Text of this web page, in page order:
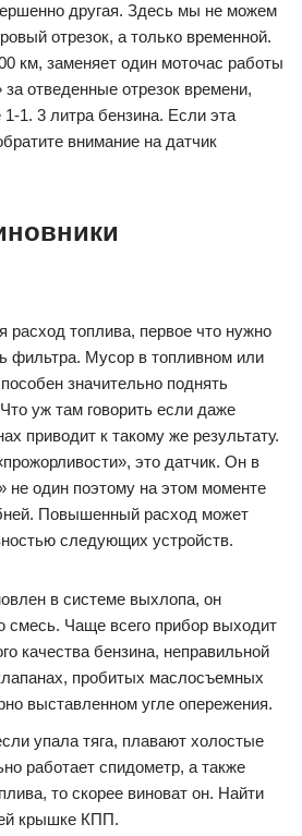
другая. Здесь мы не можем
отрезок, а только временной.
км, заменяет один моточас работы
отведенные отрезок времени,
1. 3 литра бензина. Если эта
внимание на датчик
расход топлива, первое что нужно
фильтра. Мусор в топливном или
значительно поднять
уж там говорить если даже
приводит к такому же результату.
это датчик. Он в
не один поэтому на этом моменте
Повышенный расход может
следующих устройств.
в системе выхлопа, он
смесь. Чаще всего прибор выходит
качества бензина, неправильной
пробитых маслосъемных
выставленном угле опережения.
упала тяга, плавают холостые
работает спидометр, а также
то скорее виноват он. Найти
крышке КПП.